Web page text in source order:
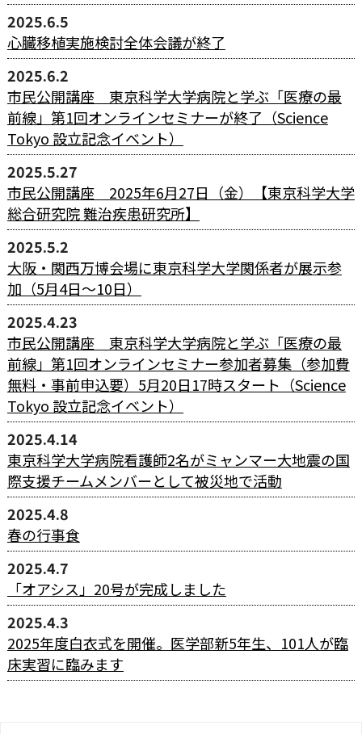
2025.6.5
心臓移植実施検討全体会議が終了
2025.6.2
市民公開講座 東京科学大学病院と学ぶ「医療の最
前線」第1回オンラインセミナーが終了（Science
Tokyo 設立記念イベント）
2025.5.27
市民公開講座 2025年6月27日（金）【東京科学⼤学
総合研究院 難治疾患研究所】
2025.5.2
大阪・関西万博会場に東京科学大学関係者が展示参
加（5月4日～10日）
2025.4.23
市民公開講座 東京科学大学病院と学ぶ「医療の最
前線」第1回オンラインセミナー参加者募集（参加費
無料・事前申込要）5月20日17時スタート（Science
Tokyo 設立記念イベント）
2025.4.14
東京科学大学病院看護師2名がミャンマー大地震の国
際支援チームメンバーとして被災地で活動
2025.4.8
春の行事食
2025.4.7
「オアシス」20号が完成しました
2025.4.3
2025年度白衣式を開催。医学部新5年生、101人が臨
床実習に臨みます